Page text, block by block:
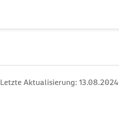
Letzte Aktualisierung: 13.08.2024